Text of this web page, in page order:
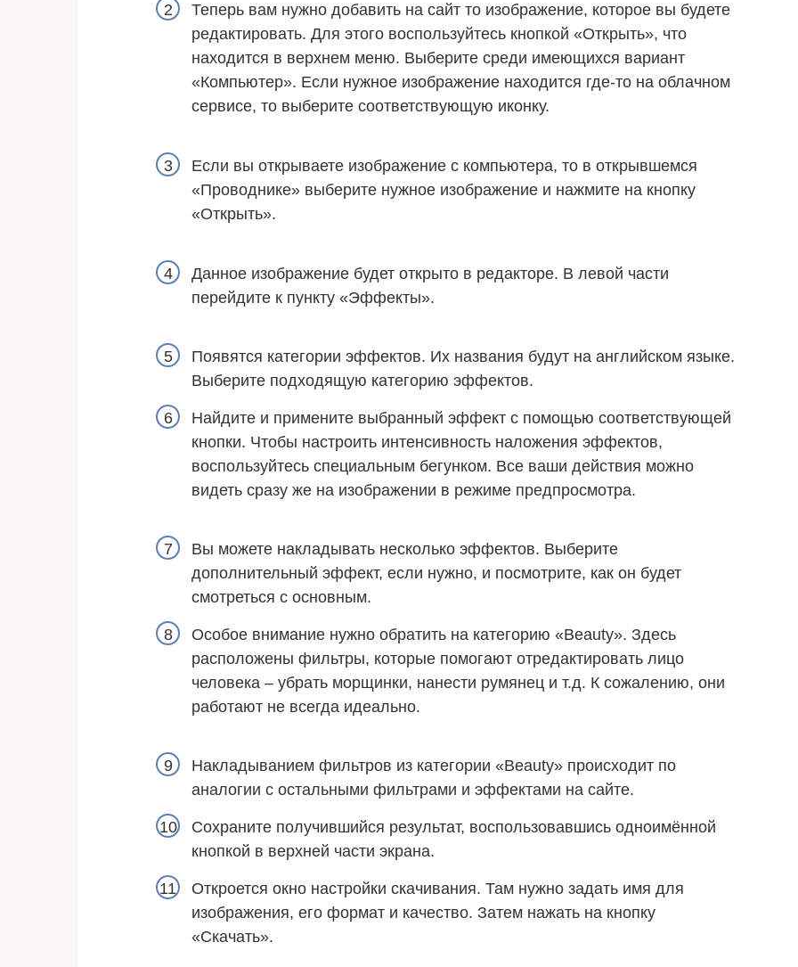
Теперь вам нужно добавить на сайт то изображение, которое вы будете
редактировать. Для этого воспользуйтесь кнопкой «Открыть», что
находится в верхнем меню. Выберите среди имеющихся вариант
«Компьютер». Если нужное изображение находится где-то на облачном
сервисе, то выберите соответствующую иконку.
Если вы открываете изображение с компьютера, то в открывшемся
«Проводнике» выберите нужное изображение и нажмите на кнопку
«Открыть».
Данное изображение будет открыто в редакторе. В левой части
перейдите к пункту «Эффекты».
Появятся категории эффектов. Их названия будут на английском языке.
Выберите подходящую категорию эффектов.
Найдите и примените выбранный эффект с помощью соответствующей
кнопки. Чтобы настроить интенсивность наложения эффектов,
воспользуйтесь специальным бегунком. Все ваши действия можно
видеть сразу же на изображении в режиме предпросмотра.
Вы можете накладывать несколько эффектов. Выберите
дополнительный эффект, если нужно, и посмотрите, как он будет
смотреться с основным.
Особое внимание нужно обратить на категорию «Beauty». Здесь
расположены фильтры, которые помогают отредактировать лицо
человека – убрать морщинки, нанести румянец и т.д. К сожалению, они
работают не всегда идеально.
Накладыванием фильтров из категории «Beauty» происходит по
аналогии с остальными фильтрами и эффектами на сайте.
Сохраните получившийся результат, воспользовавшись одноимённой
кнопкой в верхней части экрана.
Откроется окно настройки скачивания. Там нужно задать имя для
изображения, его формат и качество. Затем нажать на кнопку
«Скачать».